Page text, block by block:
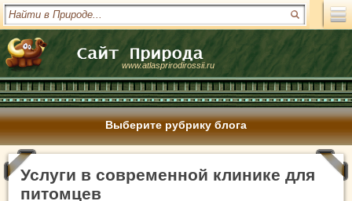
www.atlasprirodirossii.ru
Выберите рубрику блога
Услуги в современной клинике для
питомцев